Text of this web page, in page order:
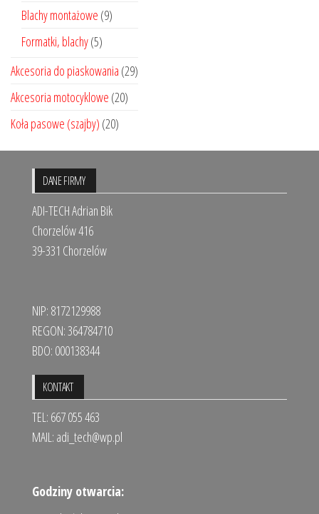
Blachy montażowe (9)
Formatki, blachy(5)
Akcesoria do piaskowania (29)
Akcesoria motocyklowe (20)
Koła pasowe (szajby) (20)
DANE FIRMY
ADI-TECH Adrian Bik
Chorzelów 416
39-331 Chorzelów
NIP: 8172129988
REGON: 364784710
BDO: 000138344
KONTAKT
TEL: 667 055 463
MAIL: adi_tech@wp.pl
Godziny otwarcia: